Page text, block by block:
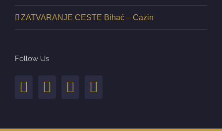
ZATVARANJE CESTE Bihać – Cazin
Follow Us